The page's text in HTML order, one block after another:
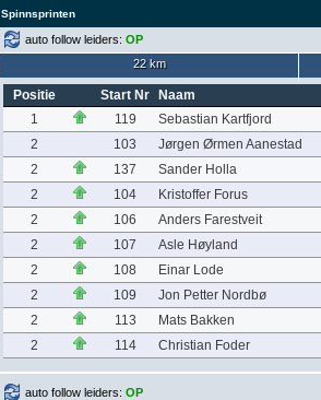
Spinnsprinten
auto follow leiders: OP
22 km
Positie Start Nr
Naam
1
119
Sebastian Kartfjord
2
103
Jørgen Ørmen Aanestad
2
137
Sander Holla
2
104
Kristoffer Forus
2
106
Anders Farestveit
2
107
Asle Høyland
2
108
Einar Lode
2
109
Jon Petter Nordbø
2
113
Mats Bakken
2
114 Christian Foder
auto follow leiders: OP